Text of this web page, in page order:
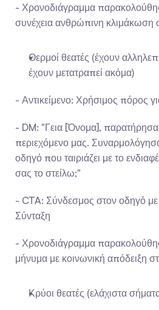
- Χρονοδιάγραμμα
συνέχεια ανθρώπινη κλιμάκωση
Θερμοί θεατές (έχουν
έχουν μετατραπεί ακόμα)
- Αντικείμενο: Χρήσιμος πόρος
- DM: "Γεια [Όνομα], παρατήρησα
περιεχόμενο μας.
οδηγό που ταιριάζει με το
σας το στείλω;"
- CTA: Σύνδεσμος στον οδηγό με
Σύνταξη
- Χρονοδιάγραμμα
μήνυμα με κοινωνική απόδειξη
Κρύοι θεατές (ελάχιστα